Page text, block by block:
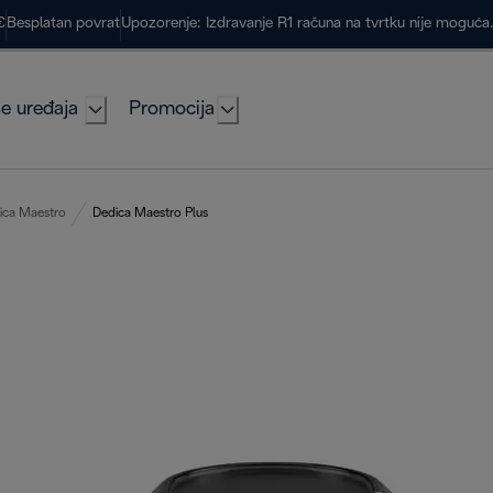
Besplatan povratUpozorenje: Izdravanje R1 računa na tvrtku nije
uređaja Promocija
Maestro Dedica Maestro Plus